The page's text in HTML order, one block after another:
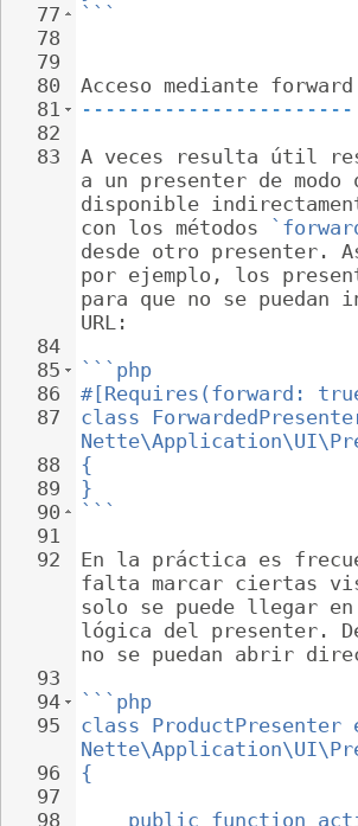
77
78
79
80
81
82
83
84
85
86
87
88
89
90
91
92
93
94
95
96
97
98
```
Acceso mediante forward
-----------------------
A veces resulta útil
a un presenter de modo
disponible
con los métodos
desde otro presenter.
por ejemplo, los
para que no se puedan
URL:
```php
#[Requires(forward:
class
{
}
```
En la práctica es
falta marcar ciertas
solo se puede llegar
lógica del presenter.
no se puedan abrir
```php
class ProductPresenter
{
public function